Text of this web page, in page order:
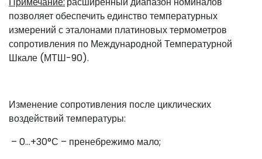
позволяет обеспечить единство температурных
измерений с эталонами платиновых термометров
сопротивления по Международной Температурной
Шкале (МТШ-90).
Изменение сопротивления после циклических
воздействий температуры:
– 0…+30°С – пренебрежимо мало;